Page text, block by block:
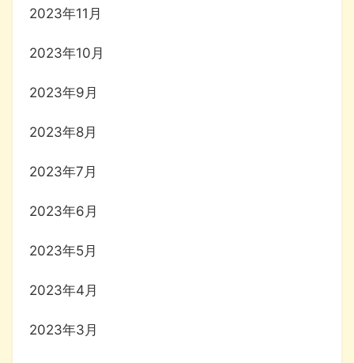
2023年11月
2023年10月
2023年9月
2023年8月
2023年7月
2023年6月
2023年5月
2023年4月
2023年3月